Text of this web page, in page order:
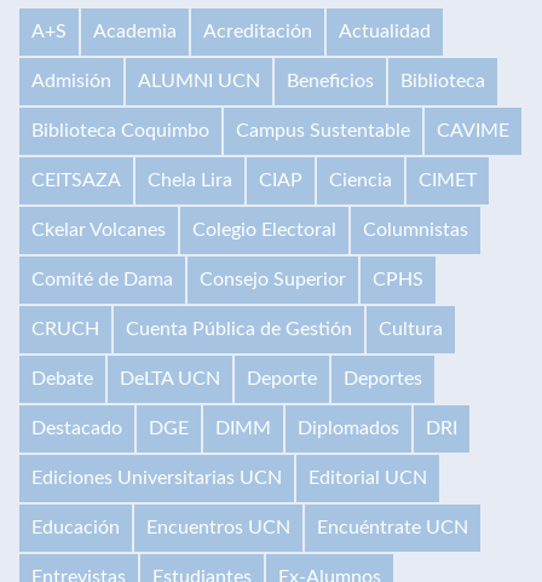
A+S Academia Acreditación Actualidad
Admisión ALUMNI UCN Beneficios Biblioteca
Biblioteca Coquimbo Campus Sustentable CAVIME
CEITSAZA Chela Lira CIAP Ciencia CIMET
Ckelar Volcanes Colegio Electoral Columnistas
Comité de Dama Consejo Superior CPHS
CRUCH Cuenta Pública de Gestión Cultura
Debate DeLTA UCN Deporte Deportes
Destacado DGE DIMM Diplomados DRI
Ediciones Universitarias UCN Editorial UCN
Educación Encuentros UCN Encuéntrate UCN
Entrevistas Estudiantes Ex-Alumnos